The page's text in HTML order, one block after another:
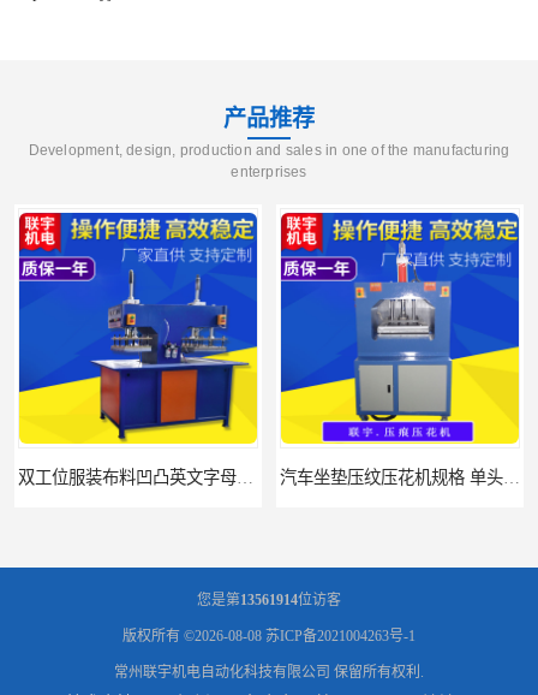
产品推荐
Development, design, production and sales in one of the manufacturing
enterprises
浙江布料凹凸4d压纹机生产厂家 服装凹凸4d压纹植胶机 经济实惠
您是第13561914位访客
版权所有 ©2026-08-08 苏ICP备2021004263号-1
常州联宇机电自动化科技有限公司 保留所有权利.